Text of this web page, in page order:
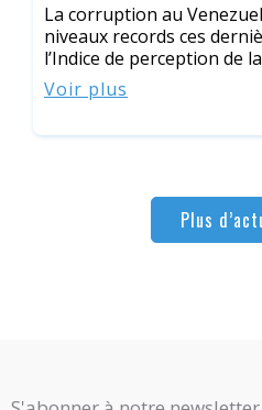
La corruption au
niveaux records ces
l’Indice de perception de
Voir plus
Plus